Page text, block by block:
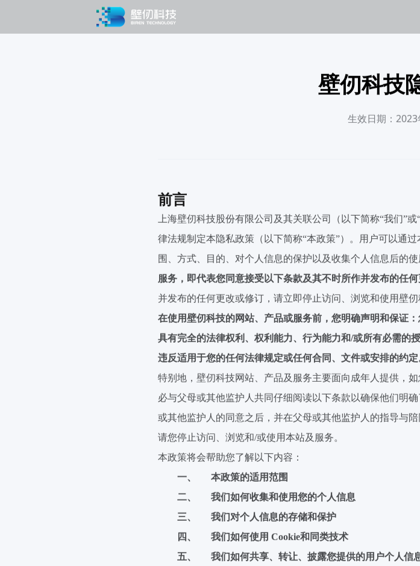
壁仞科技
生效日期：2023
前言
上海壁仞科技股份有限公司及其关联公司（以下简称“我们”或
律法规制定本隐私政策（以下简称“本政策”）。用户可以通
围、方式、目的、对个人信息的保护以及收集个人信息后的使
服务，即代表您同意接受以下条款及其不时所作并发布的任
并发布的任何更改或修订，请立即停止访问、浏览和使用壁仞
在使用壁仞科技的网站、产品或服务前， 您明确声明和保证：
具有完全的法律权利、权利能力、行为能力和/或所有必需的
违反适用于您的任何法律规定或任何合同、文件或安排的约定
特别地，壁仞科技网站、产品及服务主要面向成年人提供，
必与父母或其他监护人共同仔细阅读以下条款以确保他们明
或其他监护人的同意之后，并在父母或其他监护人的指导与
请您停止访问、浏览和/或使用本站及服务。
本政策将会帮助您了解以下内容：
一、
本政策的适用范围
二、
我们如何收集和使用您的个人信息
三、
我们对个人信息的存储和保护
四、
我们如何使用 Cookie和同类技术
五、
我们如何共享、转让、披露您提供的用户个人信